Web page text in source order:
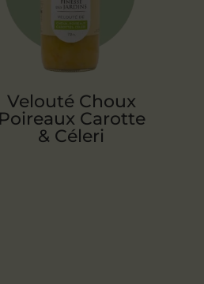
Velouté Choux
Poireaux Carotte
& Céleri